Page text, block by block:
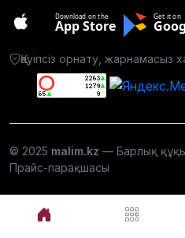
Download on the
App Store
Get it on
Қауіпсіз орнату, жарнамасыз
© 2025 malim.kz — Барлық
Прайс-парақшасы